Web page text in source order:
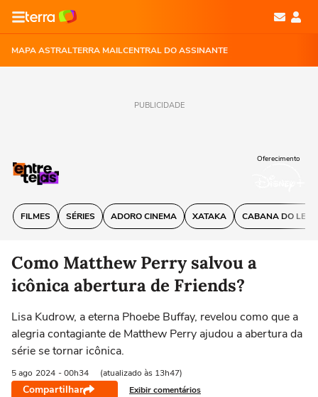
MAPA ASTRALTERRA MAILCENTRAL DO ASSINANTE
PUBLICIDADE
FILMES SÉRIES ADORO CINEMA XATAKA CABANA DO
Oferecimento
Como Matthew Perry salvou a
icônica abertura de Friends?
Lisa Kudrow, a eterna Phoebe Buffay, revelou como que a
alegria contagiante de Matthew Perry ajudou a abertura da
série se tornar icônica.
5 ago 2024 - 00h34 (atualizado às 13h47)
Compartilhar Exibir comentários